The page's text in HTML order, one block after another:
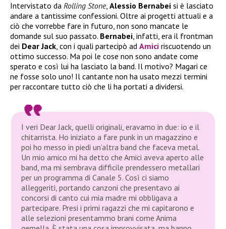
Intervistato da Rolling Stone, Alessio Bernabei si è lasciato
andare a tantissime confessioni. Oltre ai progetti attuali e a
ciò che vorrebbe fare in futuro, non sono mancate le
domande sul suo passato. Bernabei, infatti, era il frontman
dei Dear Jack, con i quali partecipò ad Amici riscuotendo un
ottimo successo. Ma poi le cose non sono andate come
sperato e così lui ha lasciato la band. Il motivo? Magari ce
ne fosse solo uno! Il cantante non ha usato mezzi termini
per raccontare tutto ciò che li ha portati a dividersi.
I veri Dear Jack, quelli originali, eravamo in due: io e il
chitarrista. Ho iniziato a fare punk in un magazzino e
poi ho messo in piedi un’altra band che faceva metal.
Un mio amico mi ha detto cheAmici aveva aperto alle
band, ma mi sembrava difficile prendessero metallari
per un programma di Canale 5. Così ci siamo
alleggeriti, portando canzoni che presentavo ai
concorsi di canto cui mia madre mi obbligava a
partecipare. Presi i primi ragazzi che mi capitarono e
alle selezioni presentammo brani comeAnima